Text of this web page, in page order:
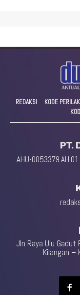
REDAKSI KODE
PT.
AHU-
Jln Raya Ulu Gadut
Kilangan –